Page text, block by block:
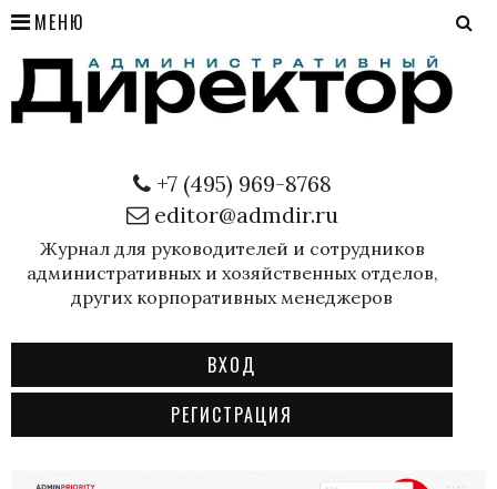
МЕНЮ
+7 (495) 969-8768
editor@admdir.ru
Журнал для руководителей и сотрудников
административных и хозяйственных отделов,
других корпоративных менеджеров
ВХОД
РЕГИСТРАЦИЯ